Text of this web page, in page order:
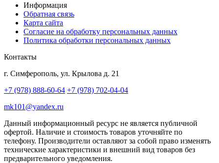
Информация
Обратная связь
Карта сайта
Согласие на обработку персональных данных
Политика обработки персональных данных
Контакты
г. Симферополь, ул. Крылова д. 21
+7 (978) 888-60-64 +7 (978) 702-04-04
mk101@yandex.ru
Данный информационный ресурс не является публичной
офертой. Наличие и стоимость товаров уточняйте по
телефону. Производители оставляют за собой право изменять
технические характеристики и внешний вид товаров без
предварительного уведомления.